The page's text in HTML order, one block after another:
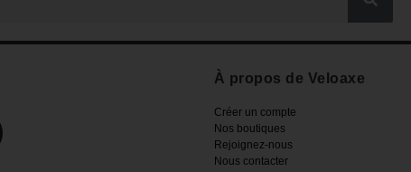
À propos de Veloaxe
Créer un compte
Nos boutiques
Rejoignez-nous
Nous contacter